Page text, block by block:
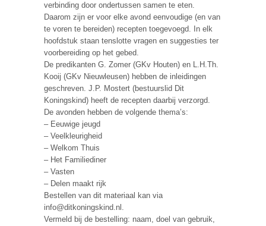
verbinding door ondertussen samen te eten.
Daarom zijn er voor elke avond eenvoudige (en van
te voren te bereiden) recepten toegevoegd. In elk
hoofdstuk staan tenslotte vragen en suggesties ter
voorbereiding op het gebed.
De predikanten G. Zomer (GKv Houten) en L.H.Th.
Kooij (GKv Nieuwleusen) hebben de inleidingen
geschreven. J.P. Mostert (bestuurslid Dit
Koningskind) heeft de recepten daarbij verzorgd.
De avonden hebben de volgende thema’s:
– Eeuwige jeugd
– Veelkleurigheid
– Welkom Thuis
– Het Familiediner
– Vasten
– Delen maakt rijk
Bestellen van dit materiaal kan via
info@ditkoningskind.nl.
Vermeld bij de bestelling: naam, doel van gebruik,